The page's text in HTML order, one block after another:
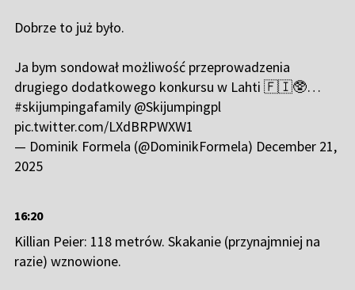
Dobrze to już było.
Ja bym sondował możliwość przeprowadzenia
drugiego dodatkowego konkursu w Lahti 🇫🇮🥸…
#skijumpingafamily @Skijumpingpl
pic.twitter.com/LXdBRPWXW1
— Dominik Formela (@DominikFormela) December 21,
2025
16:20
Killian Peier: 118 metrów. Skakanie (przynajmniej na
razie) wznowione.